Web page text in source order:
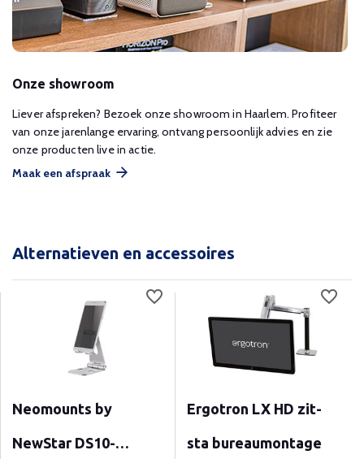
Onze showroom
Liever afspreken? Bezoek onze showroom in Haarlem. Profiteer
van onze jarenlange ervaring, ontvang persoonlijk advies en zie
onze producten live in actie.
Maak een afspraak
Alternatieven en accessoires
Neomounts by
NewStar DS10-
Ergotron LX HD zit-
sta bureaumontage